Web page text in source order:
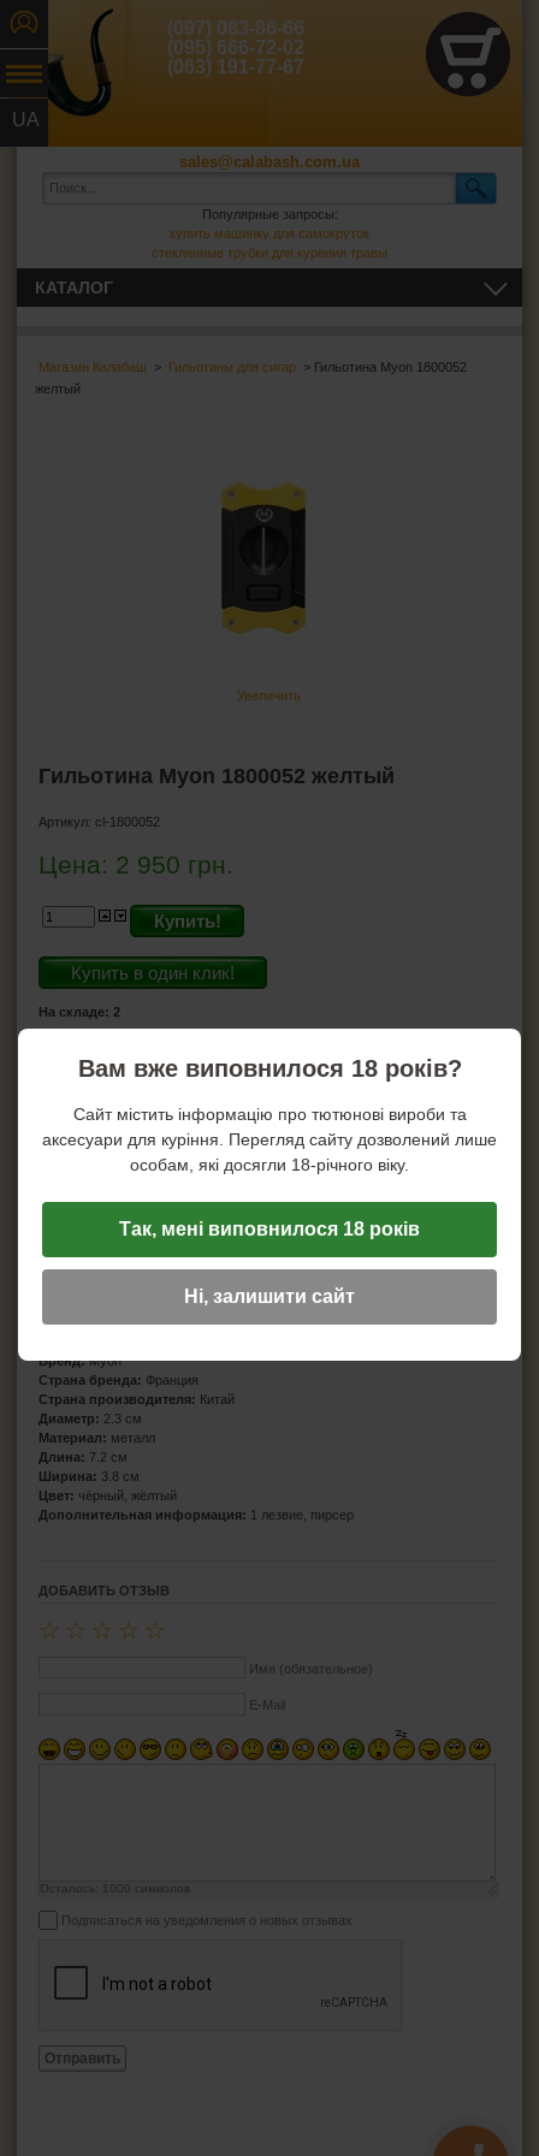
UA
(097) 083-86-66
(095) 666-72-02
(063) 191-77-67
sales@calabash.com.ua
Популярные запросы:
купить машинку для самокруток
стеклянные трубки для курения травы
Магазин Калабаш > Гильотины для сигар > Гильотина Myon 1800052
желтый
Увеличить
Гильотина Myon 1800052 желтый
Артикул: cl-1800052
Цена: 2 950 грн.
Купить!
Купить в один клик!
На складе: 2
Характеристики
Бренд:Myon
Страна бренда: Франция
Страна производителя: Китай
Диаметр: 2.3 см
Материал: металл
Длина: 7.2 см
Ширина: 3.8 см
Цвет: чёрный, жёлтый
Дополнительная информация: 1 лезвие, пирсер
ДОБАВИТЬ ОТЗЫВ
☆
☆
☆
☆
☆
Имя (обязательное)
E-Mail
Осталось: 1000 символов
Подписаться на уведомления о новых отзывах
Отправить
КАТАЛОГ
ПЕПЕЛЬНИЦЫ
HEADSHOP (ХЭДШОП)
КАЛЬЯНЫ И ВСЁ ДЛЯ НИХ
Вам вже виповнилося 18 років?
Сайт містить інформацію про тютюнові вироби та
аксесуари для куріння. Перегляд сайту дозволений лише
особам, які досягли 18-річного віку.
Так, мені виповнилося 18 років
Ні, залишити сайт